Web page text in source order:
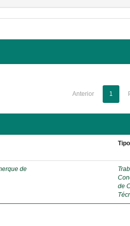
Anterior 1
Tipo
de
de